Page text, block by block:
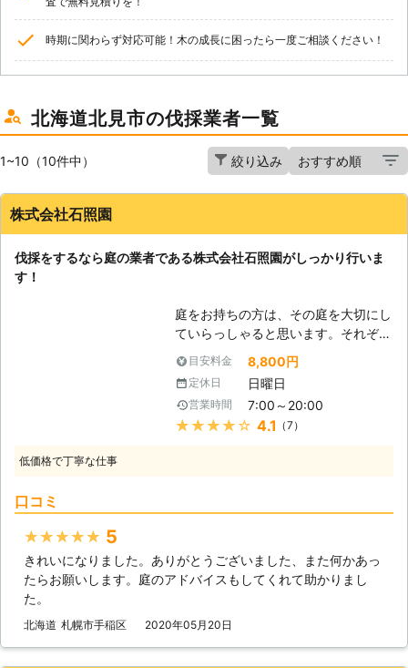
時期に関わらず対応可能！木の成長に困ったら一度ご相談ください！
北海道北見市の伐採業者一覧
1~10（10件中） 絞り込み
株式会社石照園
伐採をするなら庭の業者である株式会社石照園がしっかり行いま
す！
庭をお持ちの方は、その庭を大切にし
ていらっしゃると思います。それぞれ
木花に愛情を注いであげていることか
と思います。しかし、だからこそ時に
処分を検討しないといけない時がある
のです。庭木が思った以上に育ちすぎ
てしまい、自分では処理できなくなっ
と不必要に枝が育ち、病気や害虫発生
の原因となってしまうでしょう。そう
せいで悪化してしまう危険性があるの
目安料金 8,800円
定休日 日曜日
営業時間 7:00～20:00
★★★★★ 4.1 （7）
低価格で丁寧な仕事
口コミ
★★★★★ 5
きれいになりました。ありがとうございました、また何かあっ
たらお願いします。庭のアドバイスもしてくれて助かりまし
た。
北海道 札幌市手稲区 2020年05月20日